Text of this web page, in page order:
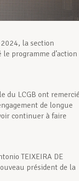
la section
programme d’action
du LCGB ont
de longue
continuer à faire
TEIXEIRA DE
président de la